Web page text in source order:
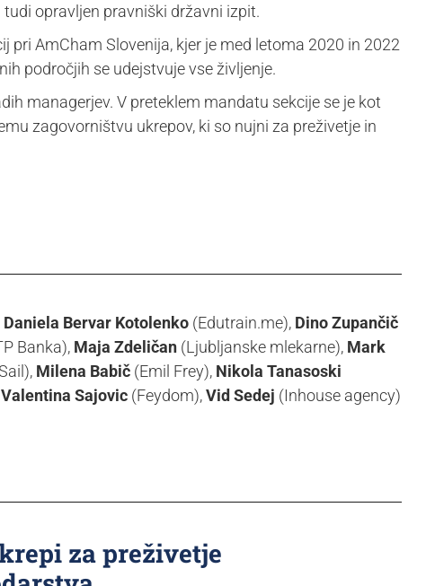
opravljen pravniški državni izpit.
AmCham Slovenija, kjer je med letoma 2020 in 2022
področjih se udejstvuje vse življenje.
managerjev. V preteklem mandatu sekcije se je kot
zagovorništvu ukrepov, ki so nujni za preživetje in
Daniela Bervar Kotolenko (Edutrain.me), Dino Zupančič
Banka), Maja Zdeličan (Ljubljanske mlekarne), Mark
Milena Babič (Emil Frey), Nikola Tanasoski
Sajovic (Feydom),Vid Sedej (Inhouse agency)
za preživetje